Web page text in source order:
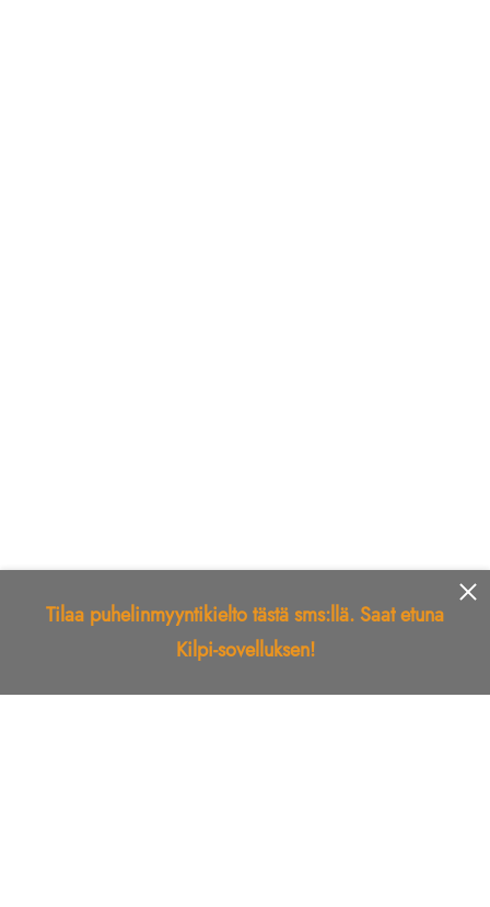
Tilaa puhelinmyyntikielto tästä sms:llä. Saat etuna
Kilpi-sovelluksen!